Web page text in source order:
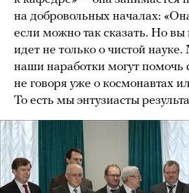
на добровольных началах:
если можно так сказать. Но вы
идет не только о чистой
наши наработки могут
не говоря уже о космонавтах
То есть мы энтузиасты